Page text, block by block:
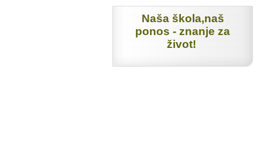
Naša škola,naš
ponos - znanje za
život!